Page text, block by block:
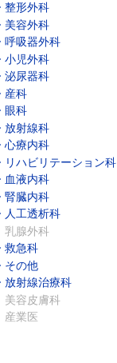
整形外科
美容外科
呼吸器外科
小児外科
泌尿器科
産科
眼科
放射線科
心療内科
リハビリテーション科
血液内科
腎臓内科
人工透析科
乳腺外科
救急科
その他
放射線治療科
美容皮膚科
産業医